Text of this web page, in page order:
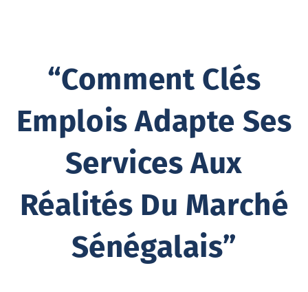
“Comment Clés
Emplois Adapte Ses
Services Aux
Réalités Du Marché
Sénégalais”